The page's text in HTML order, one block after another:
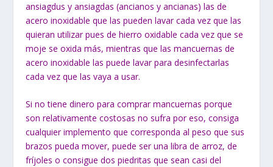
ansiagdus y ansiagdas (ancianos y ancianas) las de
acero inoxidable que las pueden lavar cada vez que las
quieran utilizar pues de hierro oxidable cada vez que se
moje se oxida más, mientras que las mancuernas de
acero inoxidable las puede lavar para desinfectarlas
cada vez que las vaya a usar.
Si no tiene dinero para comprar mancuernas porque
son relativamente costosas no sufra por eso, consiga
cualquier implemento que corresponda al peso que sus
brazos pueda mover, puede ser una libra de arroz, de
fríjoles o consigue dos piedritas que sean casi del